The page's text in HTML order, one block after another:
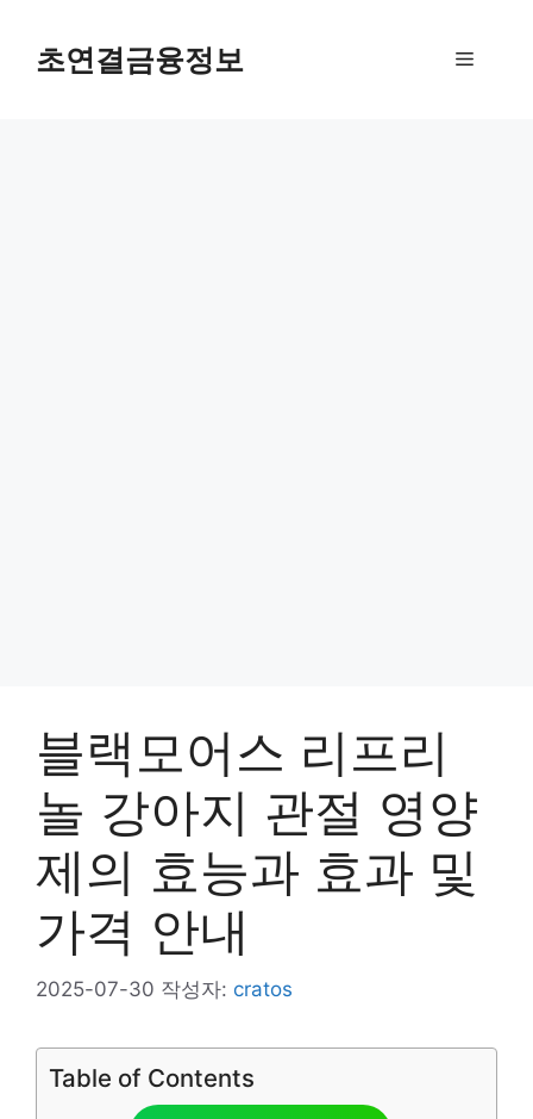
초연결금융정보 메
블랙모어스 리프리
놀 강아지 관절 영양
제의 효능과 효과 및
가격 안내
2025-07-30 작성자: cratos
Table of Contents